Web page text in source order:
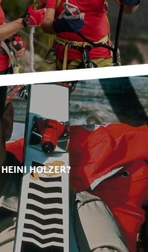
HOLZER?